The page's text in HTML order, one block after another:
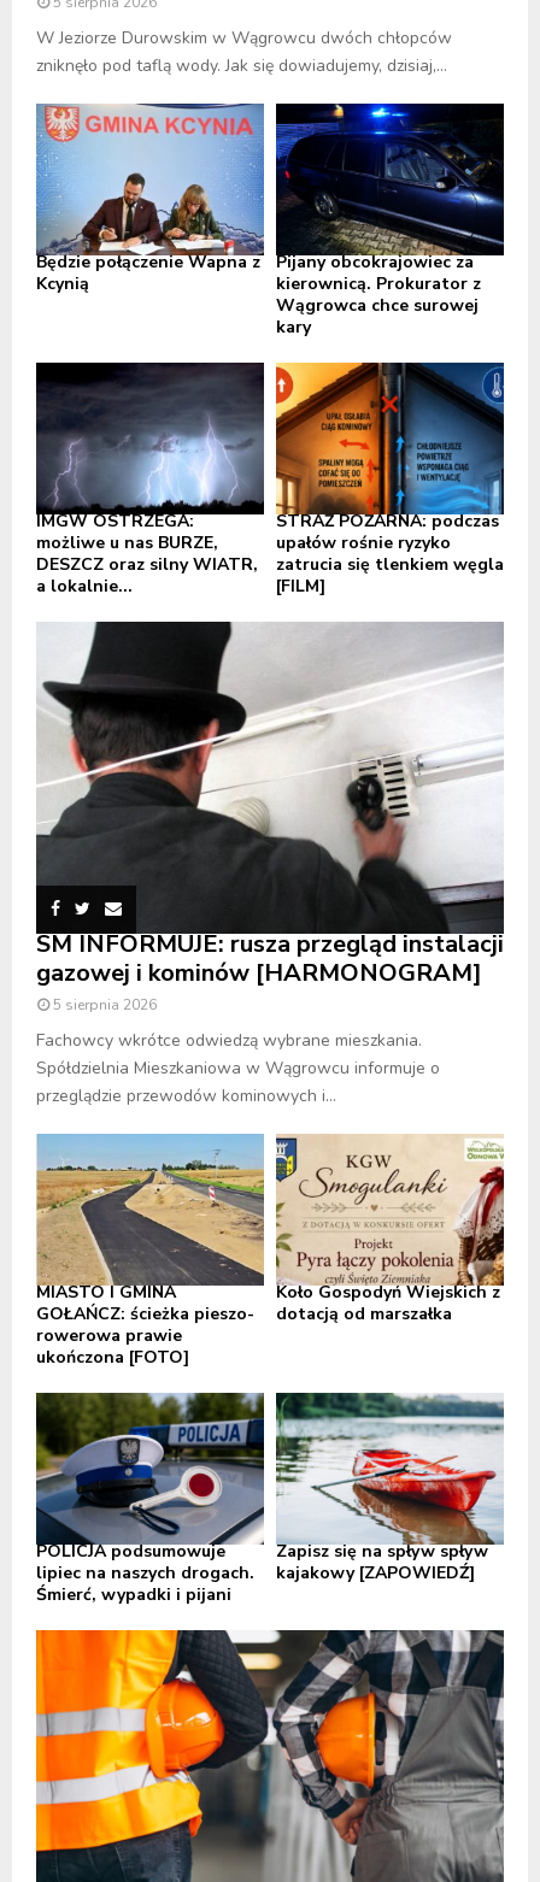
W Jeziorze Durowskim w Wągrowcu dwóch chłopców
zniknęło pod taflą wody. Jak się dowiadujemy, dzisiaj,...
Będzie połączenie Wapna z
Kcynią
Pijany obcokrajowiec za
kierownicą. Prokurator z
Wągrowca chce surowej
kary
IMGW OSTRZEGA:
możliwe u nas BURZE,
DESZCZ oraz silny WIATR,
a lokalnie...
STRAŻ POŻARNA: podczas
upałów rośnie ryzyko
zatrucia się tlenkiem węgla
[FILM]
SM INFORMUJE: rusza przegląd instalacji
gazowej i kominów [HARMONOGRAM]
5 sierpnia 2026
Fachowcy wkrótce odwiedzą wybrane mieszkania.
Spółdzielnia Mieszkaniowa w Wągrowcu informuje o
przeglądzie przewodów kominowych i...
MIASTO I GMINA
GOŁAŃCZ: ścieżka pieszo-
rowerowa prawie
ukończona [FOTO]
Koło Gospodyń Wiejskich z
dotacją od marszałka
POLICJA podsumowuje
lipiec na naszych drogach.
Śmierć, wypadki i pijani
Zapisz się na spływ spływ
kajakowy [ZAPOWIEDŹ]